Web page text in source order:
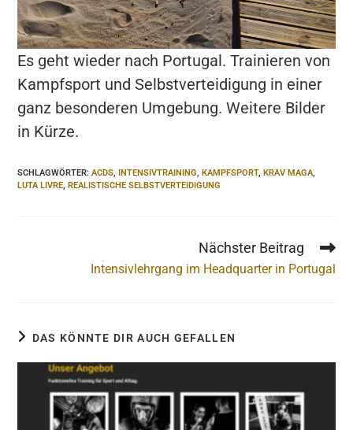
Es geht wieder nach Portugal. Trainieren von
Kampfsport und Selbstverteidigung in einer
ganz besonderen Umgebung. Weitere Bilder
in Kürze.
SCHLAGWÖRTER:ACDS, INTENSIVTRAINING, KAMPFSPORT, KRAV MAGA,
LUTA LIVRE, REALISTISCHE SELBSTVERTEIDIGUNG
Nächster Beitrag
Intensivlehrgang im Headquarter in Portugal
DAS KÖNNTE DIR AUCH GEFALLEN